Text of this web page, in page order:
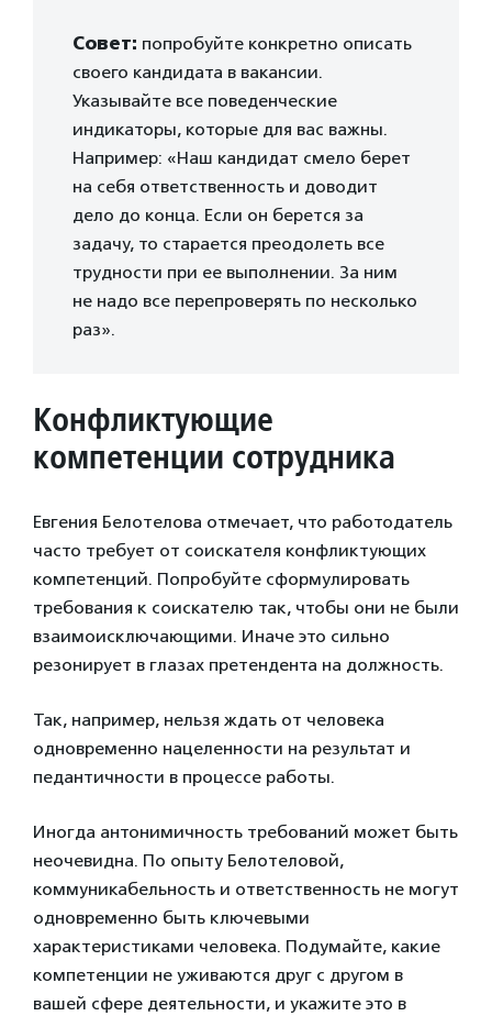
Совет: попробуйте конкретно описать
своего кандидата в вакансии.
Указывайте все поведенческие
индикаторы, которые для вас важны.
Например: «Наш кандидат смело берет
на себя ответственность и доводит
дело до конца. Если он берется за
задачу, то старается преодолеть все
трудности при ее выполнении. За ним
не надо все перепроверять по несколько
раз».
Конфликтующие
компетенции сотрудника
Евгения Белотелова отмечает, что работодатель
часто требует от соискателя конфликтующих
компетенций. Попробуйте сформулировать
требования к соискателю так, чтобы они не были
взаимоисключающими. Иначе это сильно
резонирует в глазах претендента на должность.
Так, например, нельзя ждать от человека
одновременно нацеленности на результат и
педантичности в процессе работы.
Иногда антонимичность требований может быть
неочевидна. По опыту Белотеловой,
коммуникабельность и ответственность не могут
одновременно быть ключевыми
характеристиками человека. Подумайте, какие
компетенции не уживаются друг с другом в
вашей сфере деятельности, и укажите это в